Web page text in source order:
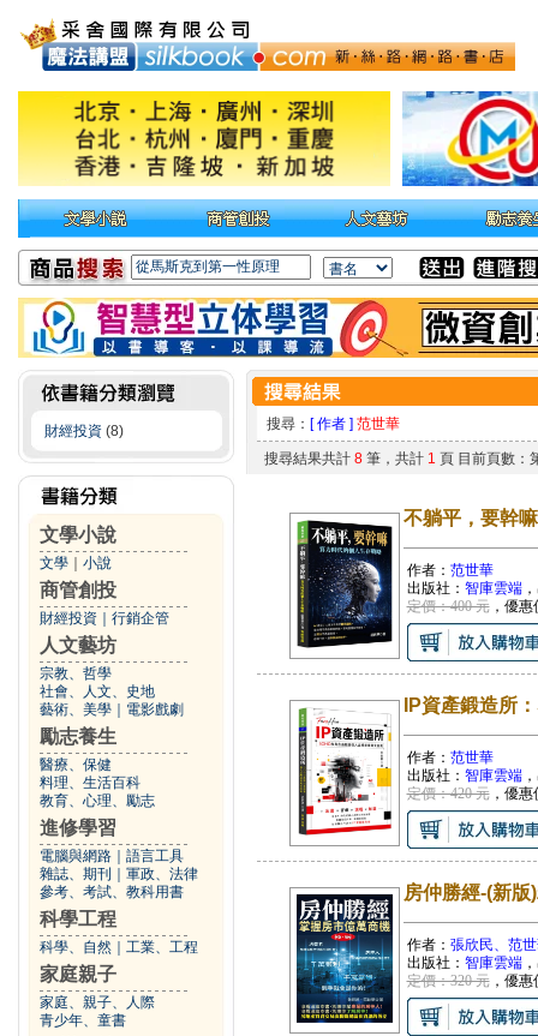
財經投資 (8)
文學小說
文學 小說
商管創投
財經投資 行銷企管
人文藝坊
宗教、哲學
社會、人文、史地
藝術、美學
電影戲劇
勵志養生
醫療、保健
料理、生活百科
教育、心理、勵志
進修學習
電腦與網路
語言工具
雜誌、期刊
軍政、法律
參考、考試、教科用書
科學工程
科學、自然 工業、工程
家庭親子
家庭、親子、人際
青少年、童書
搜尋： [ 作者 ] 范世華
搜尋結果共計 8筆，共計 1 頁 目前頁數：
不躺平，要幹
作者： 范世華
出版社： 智庫雲端
定價：400 元，優惠
IP資產鍛造所
作者： 范世華
出版社： 智庫雲端
定價：420 元，優惠
房仲勝經-(新版
作者： 張欣民、范
出版社： 智庫雲端
定價：320 元，優惠